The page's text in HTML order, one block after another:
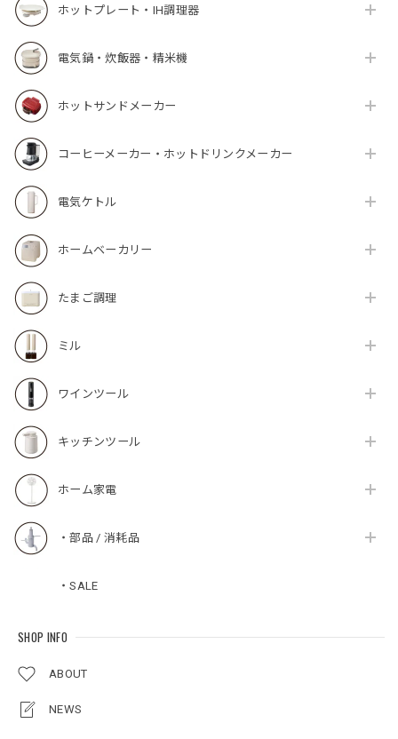
ホットプレート・IH調理器
電気鍋・炊飯器・精米機
ホットサンドメーカー
コーヒーメーカー・ホットドリンクメーカー
電気ケトル
ホームベーカリー
たまご調理
ミル
ワインツール
キッチンツール
ホーム家電
・部品 / 消耗品
・SALE
SHOP INFO
ABOUT
NEWS